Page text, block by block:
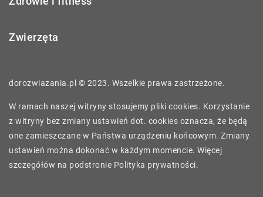
Zwierzęta
dorozwiazania.pl © 2023. Wszelkie prawa zastrzeżone.
W ramach naszej witryny stosujemy pliki cookies. Korzystanie
z witryny bez zmiany ustawień dot. cookies oznacza, że będą
one zamieszczane w Państwa urządzeniu końcowym. Zmiany
ustawień można dokonać w każdym momencie. Więcej
szczegółów na podstronie Polityka prywatności.